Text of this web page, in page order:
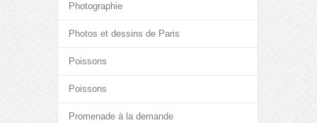
Photographie
Photos et dessins de Paris
Poissons
Poissons
Promenade à la demande